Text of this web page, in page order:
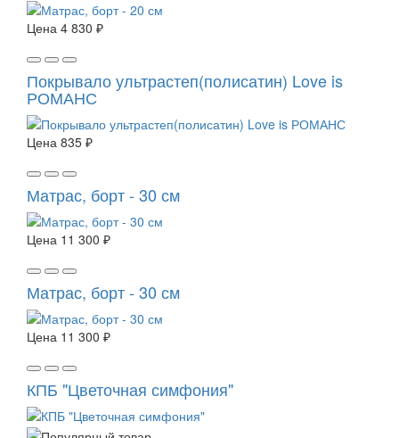
Цена 4 830 ₽
Покрывало ультрастеп(полисатин) Love is
РОМАНС
Цена 835 ₽
Матрас, борт - 30 см
Цена 11 300 ₽
Матрас, борт - 30 см
Цена 11 300 ₽
КПБ "Цветочная симфония"